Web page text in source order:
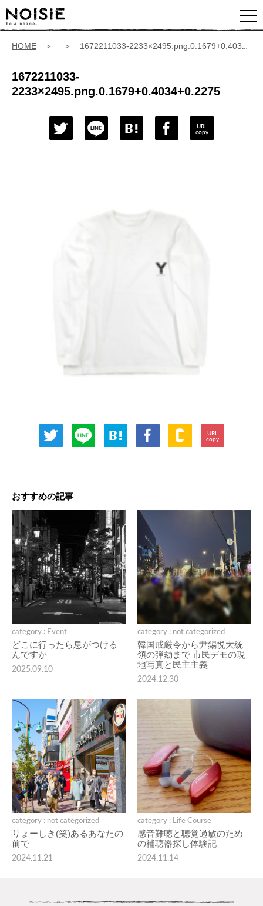
HOME ＞ ＞ 1672211033-2233×2495.png.0.1679+0.4034+0.2275
1672211033-
2233×2495.png.0.1679+0.4034+0.2275
URL
copy
URL
copy
おすすめの記事
category : Event
どこに行ったら息がつける
んですか
2025.09.10
category : not categorized
韓国戒厳令から尹錫悦大統
領の弾劾まで 市民デモの現
地写真と民主主義
2024.12.30
category : not categorized
りょーしき(笑)あるあなたの
前で
2024.11.21
category : Life Course
感音難聴と聴覚過敏のため
の補聴器探し体験記
2024.11.14